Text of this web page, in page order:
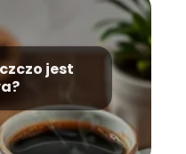
jest